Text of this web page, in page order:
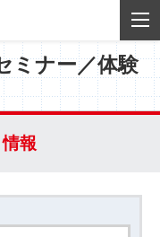
ミナー／体験
報